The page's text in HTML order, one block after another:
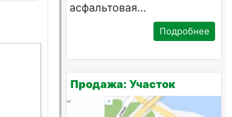
асфальтовая...
Подробнее
Продажа: Участок